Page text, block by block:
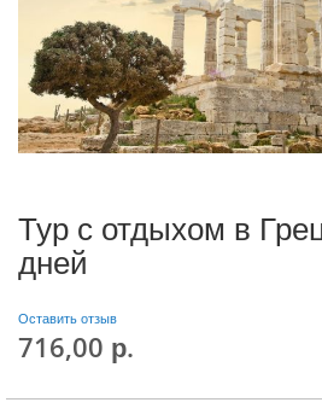
Тур с отдыхом в
дней
Оставить отзыв
716,00 р.